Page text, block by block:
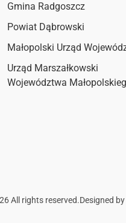
Gmina Radgoszcz
Powiat Dąbrowski
Małopolski Urząd
Urząd Marszałkowski
Województwa
All rights reserved.Designed by